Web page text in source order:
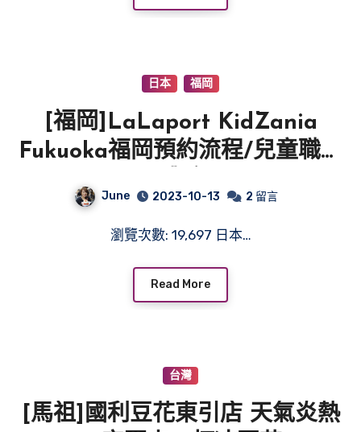
日本 福岡
[福岡]LaLaport KidZania
Fukuoka福岡預約流程/兒童職業
June 2023-10-13 2 留言
瀏覽次數: 19,697 日本…
Read More
台灣
[馬祖]國利豆花東引店 天氣炎熱